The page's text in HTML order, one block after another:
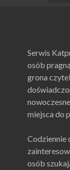
Serwis
osób
grona
miejsca do
Codziennie
osób